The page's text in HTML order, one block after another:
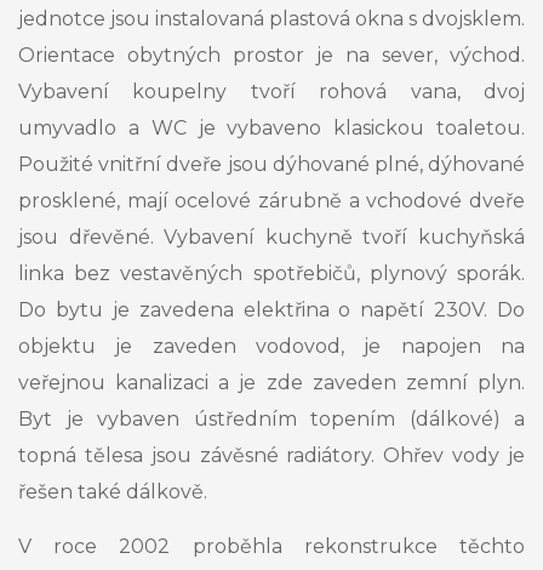
jednotce jsou instalovaná plastová okna s dvojsklem.
Orientace obytných prostor je na sever, východ.
Vybavení koupelny tvoří rohová vana, dvoj
umyvadlo a WC je vybaveno klasickou toaletou.
Použité vnitřní dveře jsou dýhované plné, dýhované
prosklené, mají ocelové zárubně a vchodové dveře
jsou dřevěné. Vybavení kuchyně tvoří kuchyňská
linka bez vestavěných spotřebičů, plynový sporák.
Do bytu je zavedena elektřina o napětí 230V. Do
objektu je zaveden vodovod, je napojen na
veřejnou kanalizaci a je zde zaveden zemní plyn.
Byt je vybaven ústředním topením (dálkové) a
topná tělesa jsou závěsné radiátory. Ohřev vody je
řešen také dálkově.
V roce 2002 proběhla rekonstrukce těchto